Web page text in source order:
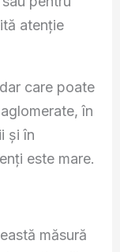
atenție
care poate
în
și în
este mare.
măsură